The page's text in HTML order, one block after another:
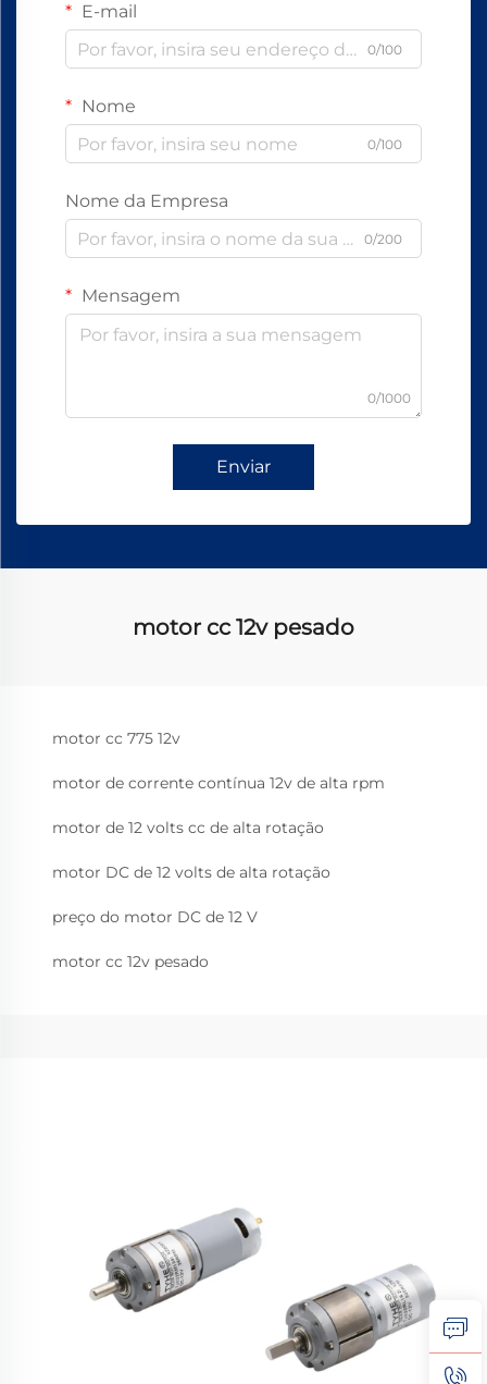
E-mail
0/100
Nome
0/100
Nome da Empresa
0/200
Mensagem
0/1000
Enviar
motor cc 12v pesado
motor cc 775 12v
motor de corrente contínua 12v de alta rpm
motor de 12 volts cc de alta rotação
motor DC de 12 volts de alta rotação
preço do motor DC de 12 V
motor cc 12v pesado